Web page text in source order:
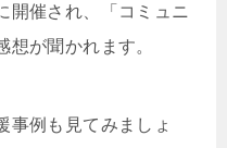
開催され、「コミュニ
が聞かれます。
事例も見てみましょ